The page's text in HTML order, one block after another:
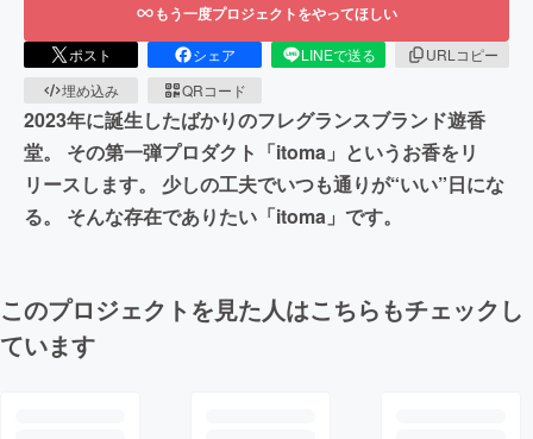
もう一度プロジェクトをやってほしい
ポスト シェア LINEで送る
URLコピー
埋め込み
QRコード
2023年に誕生したばかりのフレグランスブランド遊香
堂。 その第一弾プロダクト「itoma」というお香をリ
リースします。 少しの工夫でいつも通りが“いい”日にな
る。 そんな存在でありたい「itoma」です。
このプロジェクトを見た人はこちらもチェックし
ています